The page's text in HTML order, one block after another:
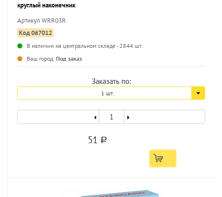
круглый наконечник
Артикул WRR03R
Код 067012
В наличии на центральном складе - 2844 шт.
Ваш город: Под заказ
Заказать по:
1 шт.
51 a